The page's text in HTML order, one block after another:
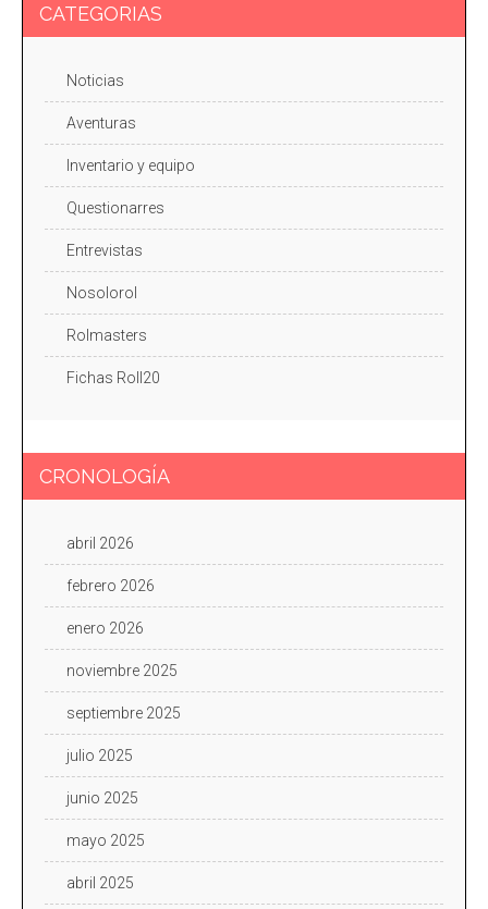
CATEGORIAS
Noticias
Aventuras
Inventario y equipo
Questionarres
Entrevistas
Nosolorol
Rolmasters
Fichas Roll20
CRONOLOGÍA
abril 2026
febrero 2026
enero 2026
noviembre 2025
septiembre 2025
julio 2025
junio 2025
mayo 2025
abril 2025